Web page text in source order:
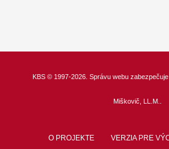
KBS © 1997-2026. Správu webu zabezpečuje
Miškovič, LL.M.
O PROJEKTE VERZIA PRE